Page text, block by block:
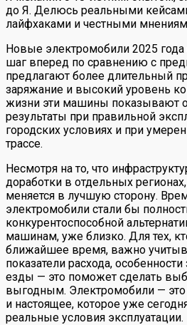
до Я. Делюсь реальными
лайфхаками и честными
Новые электромобили 2025
шаг вперед по сравнению с
предлагают более длительный
заряжание и высокий уровень
жизни эти машины показывают
результаты при правильной
городских условиях и при
трассе.
Несмотря на то, что
доработки в отдельных
меняется в лучшую сторону.
электромобили стали бы
конкурентоспособной
машинам, уже близко. Для тех,
ближайшее время, важно
показатели расхода,
езды — это поможет сделать
выгодным. Электромобили —
и настоящее, которое уже
реальные условия эксплуатации.